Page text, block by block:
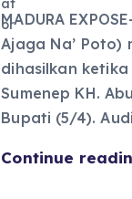
MADURA
Ajaga Na’ Poto)
dihasilkan
Sumenep KH.
Bupati (5/4).
Continue